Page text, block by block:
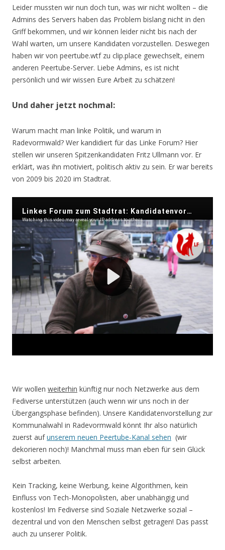
Leider mussten wir nun doch tun, was wir nicht wollten – die
Admins des Servers haben das Problem bislang nicht in den
Griff bekommen, und wir können leider nicht bis nach der
Wahl warten, um unsere Kandidaten vorzustellen. Deswegen
haben wir von peertube.wtf zu clip.place gewechselt, einem
anderen Peertube-Server. Liebe Admins, es ist nicht
persönlich und wir wissen Eure Arbeit zu schätzen!
Und daher jetzt nochmal:
Warum macht man linke Politik, und warum in
Radevormwald? Wer kandidiert für das Linke Forum? Hier
stellen wir unseren Spitzenkandidaten Fritz Ullmann vor. Er
erklärt, was ihn motiviert, politisch aktiv zu sein. Er war bereits
von 2009 bis 2020 im Stadtrat.
Wir wollen weiterhin künftig nur noch Netzwerke aus dem
Fediverse unterstützen (auch wenn wir uns noch in der
Übergangsphase befinden). Unsere Kandidatenvorstellung zur
Kommunalwahl in Radevormwald könnt Ihr also natürlich
zuerst aufunserem neuen Peertube-Kanal sehen (wir
dekorieren noch)! Manchmal muss man eben für sein Glück
selbst arbeiten.
Kein Tracking, keine Werbung, keine Algorithmen, kein
Einfluss von Tech-Monopolisten, aber unabhängig und
kostenlos! Im Fediverse sind Soziale Netzwerke sozial –
dezentral und von den Menschen selbst getragen! Das passt
auch zu unserer Politik.